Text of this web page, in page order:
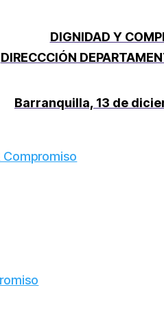
DIGNIDAD Y
DIRECCCIÓN
Barranquilla, 13 de
Compromiso